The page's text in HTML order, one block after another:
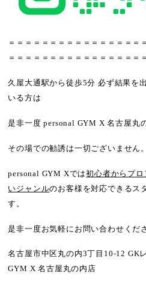
＝＝＝＝＝＝＝＝＝＝＝＝＝＝＝＝
＝＝＝＝＝＝＝＝＝＝＝＝＝＝＝＝
久屋大通駅から徒歩5分 必ず結果を
いる方は
是非一度 personal GYM X 名古屋丸
その場での勧誘は一切ございません。
personal GYM Xでは初心者からプロ
いジャンルのお客様を対応できるス
す。
是非一度お気軽にお問い合わせくだ
名古屋市中区丸の内3丁目10-12 GK
GYM X 名古屋丸の内店